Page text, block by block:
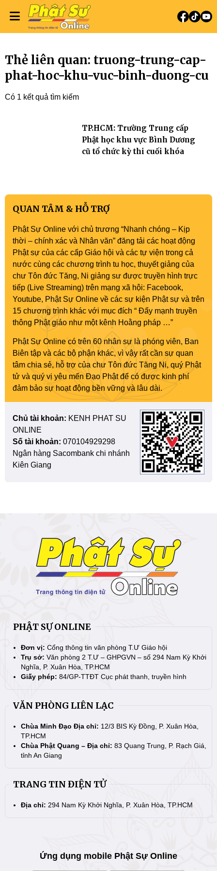
Thẻ liên quan: truong-trung-cap-
phat-hoc-khu-vuc-binh-duong-cu
Có 1 kết quả tìm kiếm
TP.HCM: Trường Trung cấp
Phật học khu vực Bình Dương
cũ tổ chức kỳ thi cuối khóa
QUAN TÂM & HỖ TRỢ
Phật Sự Online với chủ trương “Nhanh chóng – Kịp
thời – chính xác và Nhân văn” đăng tải các hoạt động
Phật sự của các cấp Giáo hội và các tự viện trong cả
nước cùng các chương trình tu học, thuyết giảng của
chư Tôn đức Tăng, Ni giảng sư được truyền hình trực
tiếp (Live Streaming) trên mạng xã hội: Facebook,
Youtube, Phật Sự Online về các sự kiện Phật sự và trên
15 chương trình khác với mục đích “ Đẩy mạnh truyền
thông Phật giáo như một kênh Hoằng pháp …”
Phật Sự Online có trên 60 nhân sự là phóng viên, Ban
Biên tập và các bộ phận khác, vì vậy rất cần sự quan
tâm chia sẻ, hỗ trợ của chư Tôn đức Tăng Ni, quý Phật
tử và quý vị yêu mến Đạo Phật để có được kinh phí
đảm bảo sự hoạt động bền vững và lâu dài.
Chủ tài khoản: KENH PHAT SU
ONLINE
Số tài khoản: 070104929298
Ngân hàng Sacombank chi nhánh
Kiên Giang
PHẬT SỰ ONLINE
Đơn vị: Cổng thông tin văn phòng T.Ư Giáo hội
Trụ sở: Văn phòng 2 T.Ư – GHPGVN – số 294 Nam Kỳ Khởi
Nghĩa, P. Xuân Hòa, TP.HCM
Giấy phép: 84/GP-TTĐT Cục phát thanh, truyền hình
VĂN PHÒNG LIÊN LẠC
Chùa Minh Đạo Địa chỉ: 12/3 BIS Kỳ Đồng, P. Xuân Hòa,
TP.HCM
Chùa Phật Quang – Địa chỉ: 83 Quang Trung, P. Rạch Giá,
tỉnh An Giang
TRANG TIN ĐIỆN TỬ
Địa chỉ: 294 Nam Kỳ Khởi Nghĩa, P. Xuân Hòa, TP.HCM
Ứng dụng mobile Phật Sự Online